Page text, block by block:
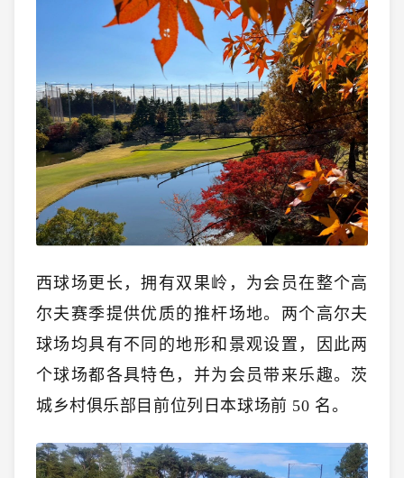
西球场更长，拥有双果岭，为会员在整个高
尔夫赛季提供优质的推杆场地。两个高尔夫
球场均具有不同的地形和景观设置，因此两
个球场都各具特色，并为会员带来乐趣。茨
城乡村俱乐部目前位列日本球场前 50 名。